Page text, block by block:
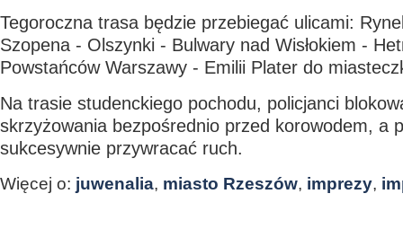
Tegoroczna trasa będzie przebiegać ulicami:
Szopena - Olszynki - Bulwary nad Wisłokiem -
Powstańców Warszawy - Emilii Plater do
Na trasie studenckiego pochodu, policjanci
skrzyżowania bezpośrednio przed korowodem, a
sukcesywnie przywracać ruch.
Więcej o: juwenalia, miasto Rzeszów, imprezy,